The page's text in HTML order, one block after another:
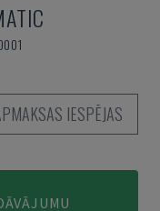
IESPĒJAS